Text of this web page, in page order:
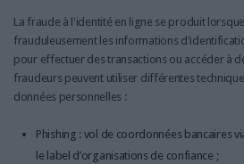
La fraude à l'identité en ligne se produit
frauduleusement les informations
pour effectuer des transactions ou accéder à
fraudeurs peuvent utiliser différentes
données personnelles :
Phishing : vol de coordonnées bancaires
le label d’organisations de confiance ;